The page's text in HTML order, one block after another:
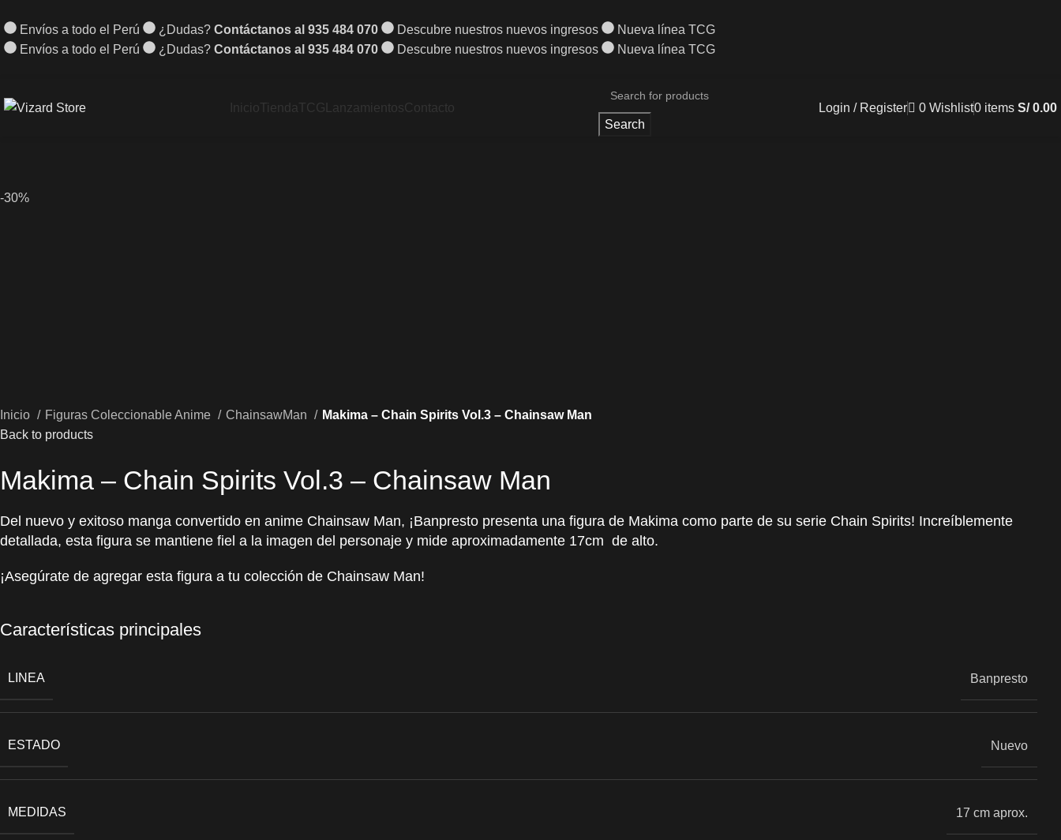
Envíos a todo el Perú ¿Dudas? Contáctanos al 935 484 070 Descubre nuestros nuevos ingresos
Nueva línea TCG
Envíos a todo el Perú
¿Dudas? Contáctanos al 935 484 070 Descubre nuestros nuevos ingresos Nueva línea TCG
InicioTiendaTCG LanzamientosContacto
Search
Login / Register 0 Wishlist0 items S/0.00
-30%
Inicio Figuras Coleccionable Anime ChainsawMan
Makima – Chain Spirits Vol.3 – Chainsaw Man
Back to products
Makima – Chain Spirits Vol.3 – Chainsaw Man
Del nuevo y exitoso manga convertido en anime Chainsaw Man, ¡Banpresto presenta una figura de Makima como parte de su serie Chain Spirits! Increíblemente
detallada, esta figura se mantiene fiel a la imagen del personaje y mide aproximadamente 17cm de alto.
¡Asegúrate de agregar esta figura a tu colección de Chainsaw Man!
Características principales
LINEA Banpresto
ESTADO Nuevo
MEDIDAS 17 cm aprox.